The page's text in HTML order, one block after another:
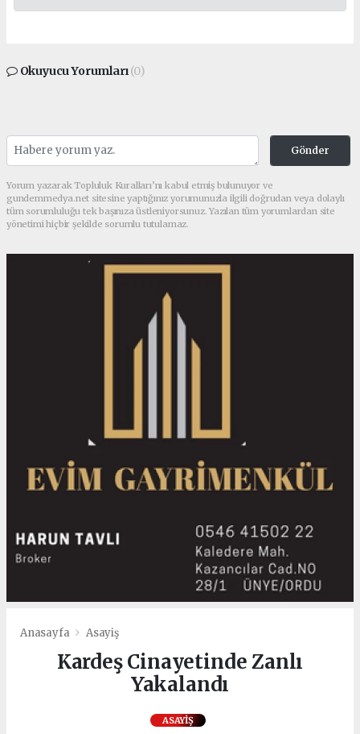
Okuyucu Yorumları(0)
Gönder
Yorum yazarak Topluluk Kuralları’nı kabul etmiş bulunuyor ve
gundemmedya.net sitesine yaptığınız yorumunuzla ilgili doğrudan veya dolaylı
tüm sorumluluğu tek başınıza üstleniyorsunuz. Yazılan tüm yorumlardan site
yönetimi hiçbir şekilde sorumlu tutulamaz.
Anasayfa Asayiş
Kardeş Cinayetinde Zanlı
Yakalandı
ASAYIŞ